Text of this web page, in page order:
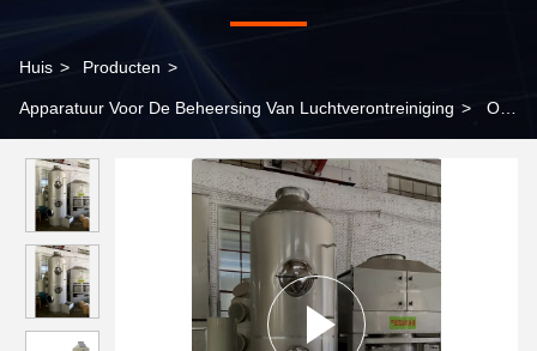
Huis > Producten >
Apparatuur Voor De Beheersing Van Luchtverontreiniging > Op
Wet Scrubber Spray Tower